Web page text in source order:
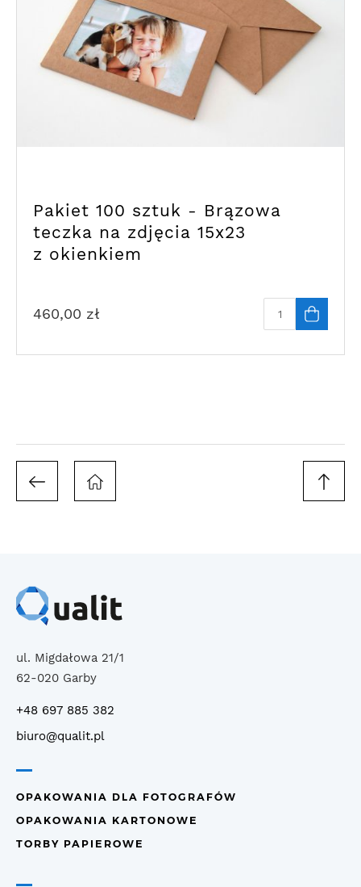
Pakiet 100 sztuk - Brązowa
teczka na zdjęcia 15x23
z okienkiem
460,00 zł
ul. Migdałowa 21/1
62-020 Garby
+48 697 885 382
biuro@qualit.pl
OPAKOWANIA DLA FOTOGRAFÓW
OPAKOWANIA KARTONOWE
TORBY PAPIEROWE